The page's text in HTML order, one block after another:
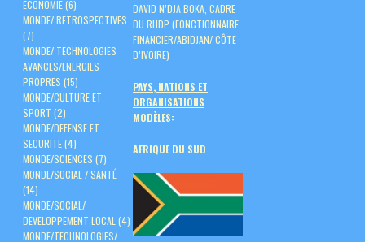
ECONOMIE(6)
MONDE/ RETROSPECTIVES
(7)
MONDE/ TECHNOLOGIES
AVANCES/ENERGIES
PROPRES (15)
MONDE/CULTURE ET
SPORT (2)
MONDE/DEFENSE ET
SECURITE(4)
MONDE/SCIENCES (7)
MONDE/SOCIAL / SANTÉ
(14)
MONDE/SOCIAL/
DEVELOPPEMENT LOCAL (4)
MONDE/TECHNOLOGIES/
DAVID N’DJA BOKA, CADRE
DU RHDP (FONCTIONNAIRE
FINANCIER/ABIDJAN/ CÔTE
D’IVOIRE)
PAYS, NATIONS ET
ORGANISATIONS
MODÈLES:
AFRIQUE DU SUD